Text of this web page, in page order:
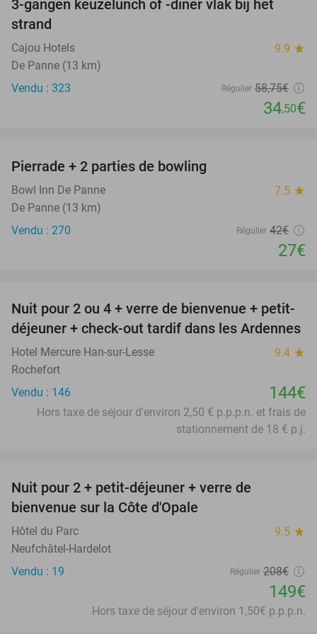
3-gangen keuzelunch of -diner vlak bij het
strand
Cajou Hotels 9.9 star
De Panne (13 km)
Vendu : 323
Régulier 58,75€
34,50€
Pierrade + 2 parties de bowling
Bowl Inn De Panne 7.5 star
De Panne (13 km)
Vendu : 270
Régulier 42€
27€
Nuit pour 2 ou 4 + verre de bienvenue + petit-
déjeuner + check-out tardif dans les Ardennes
Hotel Mercure Han-sur-Lesse 9.4 star
Rochefort
Vendu : 146
144€
Hors taxe de séjour d'environ 2,50 € p.p.p.n. et frais de
stationnement de 18 € p.j.
Nuit pour 2 + petit-déjeuner + verre de
bienvenue sur la Côte d'Opale
Hôtel du Parc 9.5 star
Neufchâtel-Hardelot
Vendu : 19
Régulier 208€
149€
Hors taxe de séjour d'environ 1,50€ p.p.p.n.